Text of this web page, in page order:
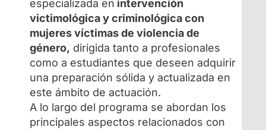
especializada en intervención
victimológica y criminológica con
mujeres víctimas de violencia de
género, dirigida tanto a profesionales
como a estudiantes que deseen adquirir
una preparación sólida y actualizada en
este ámbito de actuación.
A lo largo del programa se abordan los
principales aspectos relacionados con